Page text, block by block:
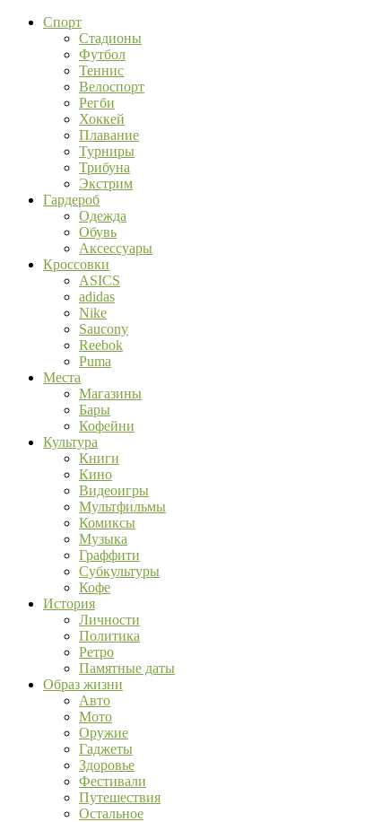
Спорт
Стадионы
Футбол
Теннис
Велоспорт
Регби
Хоккей
Плавание
Турниры
Трибуна
Экстрим
Гардероб
Одежда
Обувь
Аксессуары
Кроссовки
ASICS
adidas
Nike
Saucony
Reebok
Puma
Места
Магазины
Бары
Кофейни
Культура
Книги
Кино
Видеоигры
Мультфильмы
Комиксы
Музыка
Граффити
Субкультуры
Кофе
История
Личности
Политика
Ретро
Памятные даты
Образ жизни
Авто
Мото
Оружие
Гаджеты
Здоровье
Фестивали
Путешествия
Остальное